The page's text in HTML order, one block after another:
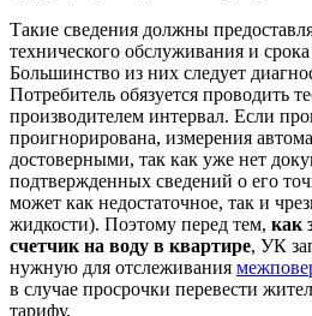
Такие сведения должны
технического обслуживания и
Большинство из них следует
Потребитель обязуется проводить
производителем интервал. Если
проигнорирована, измерения
достоверными, так как уже нет
подтвержденных сведений о его
может как недостаточное, так и
жидкости). Поэтому перед тем, как
счетчик на воду в квартире, УК
нужную для отслеживания
в случае просрочки перевести
тарифу.